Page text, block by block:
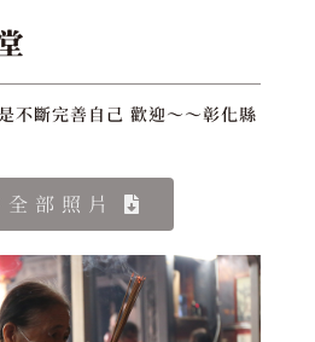
不斷完善自己 歡迎～～彰化縣
全部照片